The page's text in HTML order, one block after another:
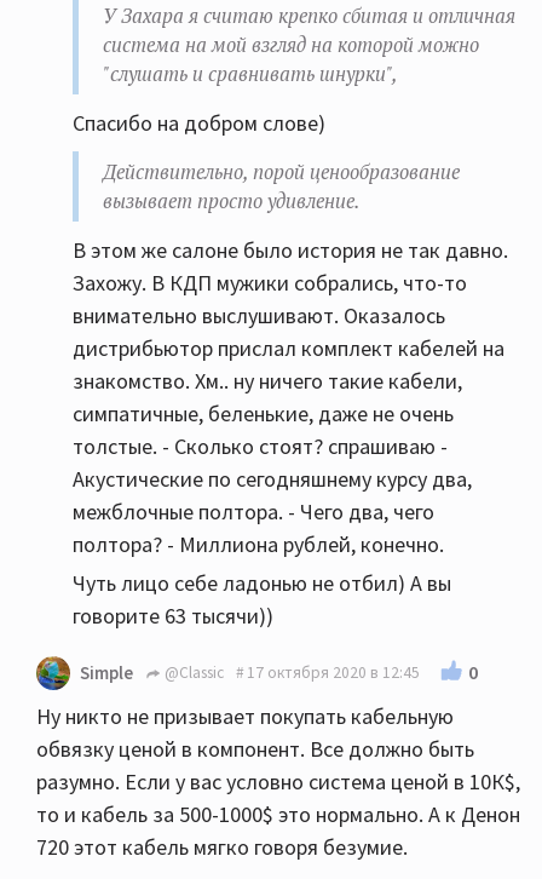
У Захара я считаю крепко сбитая и отличная
система на мой взгляд на которой можно
"слушать и сравнивать шнурки",
Спасибо на добром слове)
Действительно, порой ценообразование
вызывает просто удивление.
В этом же салоне было история не так давно.
Захожу. В КДП мужики собрались, что-то
внимательно выслушивают. Оказалось
дистрибьютор прислал комплект кабелей на
знакомство. Хм.. ну ничего такие кабели,
симпатичные, беленькие, даже не очень
толстые. - Сколько стоят? спрашиваю -
Акустические по сегодняшнему курсу два,
межблочные полтора. - Чего два, чего
полтора? - Миллиона рублей, конечно.
Чуть лицо себе ладонью не отбил) А вы
говорите 63 тысячи))
Simple @Classic 17 октября 2020 в 12:45 0
Ну никто не призывает покупать кабельную
обвязку ценой в компонент. Все должно быть
разумно. Если у вас условно система ценой в 10К$,
то и кабель за 500-1000$ это нормально. А к Денон
720 этот кабель мягко говоря безумие.